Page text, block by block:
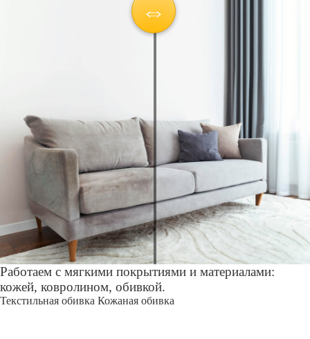
Работаем с мягкими покрытиями и материалами:
кожей, ковролином, обивкой.
Текстильная обивка Кожаная обивка